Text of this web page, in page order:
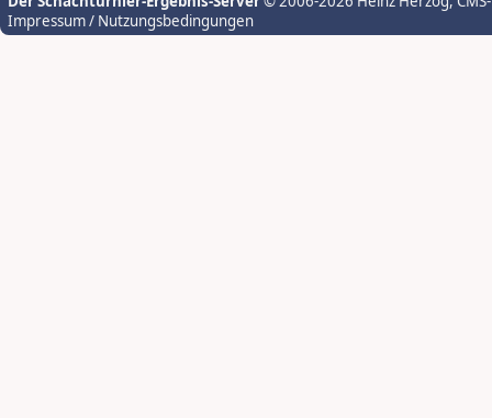
Impressum / Nutzungsbedingungen